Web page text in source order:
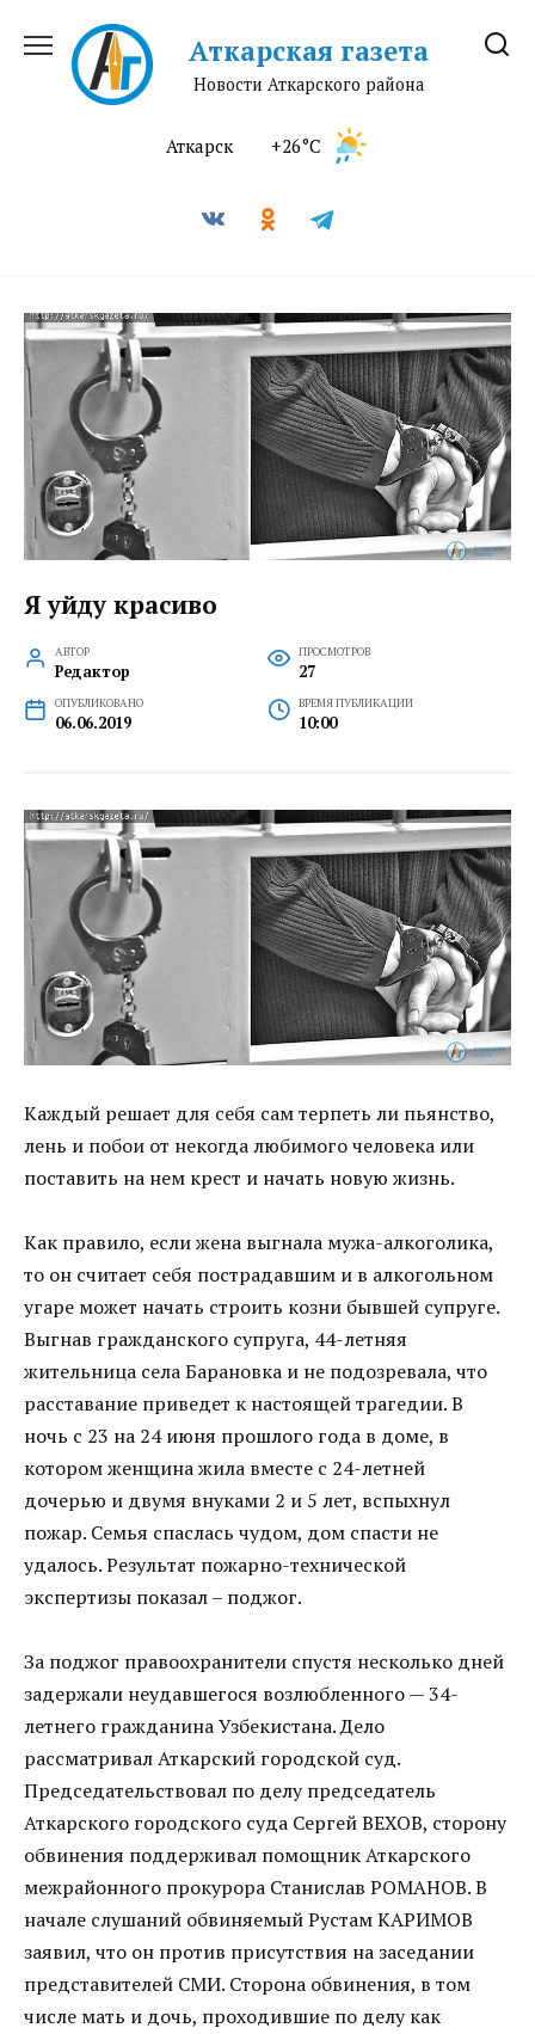
содержанию
Аткарская газета
Новости Аткарского района
Аткарск +26°C
Я уйду красиво
АВТОР
Редактор
ПРОСМОТРОВ
27
ОПУБЛИКОВАНО
06.06.2019
ВРЕМЯ ПУБЛИКАЦИИ
10:00
Каждый решает для себя сам терпеть ли пьянство,
лень и побои от некогда любимого человека или
поставить на нем крест и начать новую жизнь.
Как правило, если жена выгнала мужа-алкоголика,
то он считает себя пострадавшим и в алкогольном
угаре может начать строить козни бывшей супруге.
Выгнав гражданского супруга, 44-летняя
жительница села Барановка и не подозревала, что
расставание приведет к настоящей трагедии. В
ночь с 23 на 24 июня прошлого года в доме, в
котором женщина жила вместе с 24-летней
дочерью и двумя внуками 2 и 5 лет, вспыхнул
пожар. Семья спаслась чудом, дом спасти не
удалось. Результат пожарно-технической
экспертизы показал – поджог.
За поджог правоохранители спустя несколько дней
задержали неудавшегося возлюбленного — 34-
летнего гражданина Узбекистана. Дело
рассматривал Аткарский городской суд.
Председательствовал по делу председатель
Аткарского городского суда Сергей ВЕХОВ, сторону
обвинения поддерживал помощник Аткарского
межрайонного прокурора Станислав РОМАНОВ. В
начале слушаний обвиняемый Рустам КАРИМОВ
заявил, что он против присутствия на заседании
представителей СМИ. Сторона обвинения, в том
числе мать и дочь, проходившие по делу как